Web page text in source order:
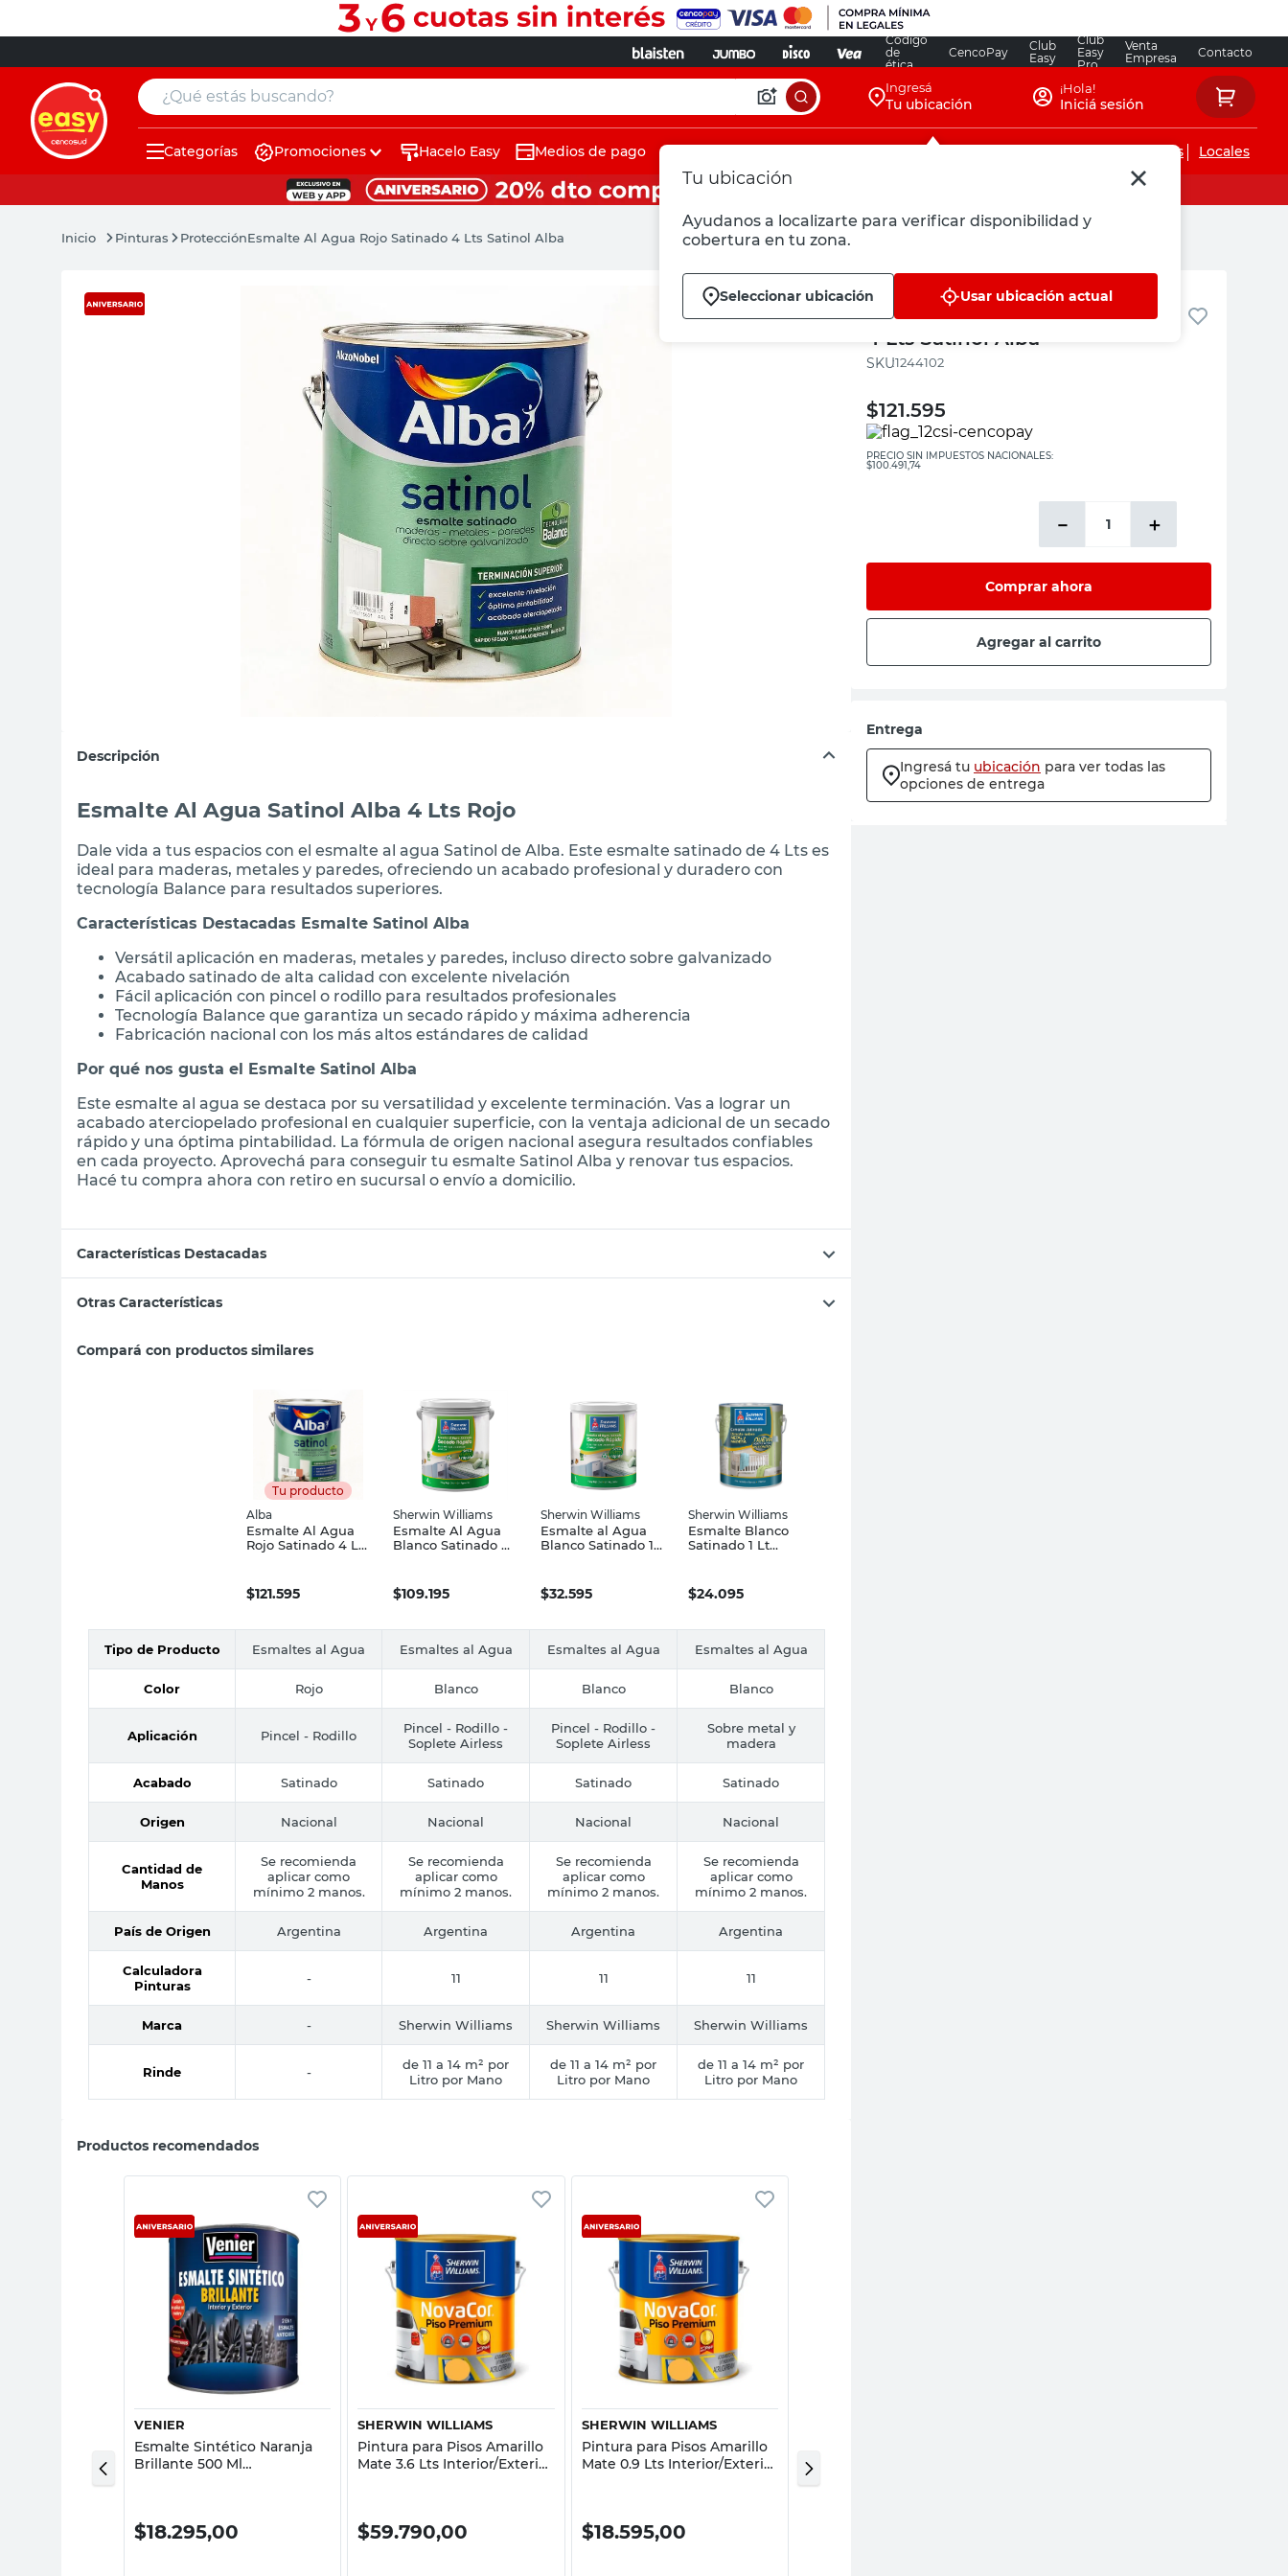
Código
de
ética
CencoPay
Club
Easy
Club
Easy
Pro
Venta
Empresa
Contacto
¿Qué estás buscando? Ingresá
Tu ubicación
Tu ubicación
Ayudanos a localizarte para verificar disponibilidad y
cobertura en tu zona.
Seleccionar ubicación Usar ubicación actual
¡Hola!
Iniciá sesión
Categorías Promociones Hacelo Easy Medios de pago Servicios de instalaciones Locales
Pinturas ProtecciónEsmalte Al Agua Rojo Satinado 4 Lts Satinol Alba
Descripción
Esmalte Al Agua Satinol Alba 4 Lts Rojo
Dale vida a tus espacios con el esmalte al agua Satinol de Alba. Este esmalte satinado de 4 Lts es
ideal para maderas, metales y paredes, ofreciendo un acabado profesional y duradero con
tecnología Balance para resultados superiores.
Características Destacadas Esmalte Satinol Alba
Versátil aplicación en maderas, metales y paredes, incluso directo sobre galvanizado
Acabado satinado de alta calidad con excelente nivelación
Fácil aplicación con pincel o rodillo para resultados profesionales
Tecnología Balance que garantiza un secado rápido y máxima adherencia
Fabricación nacional con los más altos estándares de calidad
Por qué nos gusta el Esmalte Satinol Alba
Este esmalte al agua se destaca por su versatilidad y excelente terminación. Vas a lograr un
acabado aterciopelado profesional en cualquier superficie, con la ventaja adicional de un secado
rápido y una óptima pintabilidad. La fórmula de origen nacional asegura resultados confiables
en cada proyecto. Aprovechá para conseguir tu esmalte Satinol Alba y renovar tus espacios.
Hacé tu compra ahora con retiro en sucursal o envío a domicilio.
Características Destacadas
Otras Características
Compará con productos similares
Tu producto
Alba
Esmalte Al Agua
Rojo Satinado 4 Lts
$121.595
Sherwin Williams
Esmalte Al Agua
Blanco Satinado 4
$109.195
Sherwin Williams
Esmalte al Agua
Blanco Satinado 1
$32.595
Sherwin Williams
Esmalte Blanco
Satinado 1 Lt
Sherwin Williams
$24.095
Tipo de Producto Esmaltes al Agua Esmaltes al Agua Esmaltes al Agua Esmaltes al Agua
Color Rojo Blanco Blanco Blanco
Aplicación Pincel - Rodillo
Pincel - Rodillo -
Soplete Airless
Pincel - Rodillo -
Soplete Airless
Sobre metal y
madera
Acabado Satinado Satinado Satinado Satinado
Origen Nacional Nacional Nacional Nacional
Cantidad de
Manos
Se recomienda
aplicar como
mínimo 2 manos.
Se recomienda
aplicar como
mínimo 2 manos.
Se recomienda
aplicar como
mínimo 2 manos.
Se recomienda
aplicar como
mínimo 2 manos.
País de Origen Argentina Argentina Argentina Argentina
Calculadora
Pinturas
- 11 11 11
Marca - Sherwin Williams Sherwin Williams Sherwin Williams
Rinde -
de 11 a 14 m² por
Litro por Mano
de 11 a 14 m² por
Litro por Mano
de 11 a 14 m² por
Litro por Mano
Productos recomendados
Vista rápida
VENIER
Esmalte Sintético Naranja
Brillante 500 Ml
$18.295,00
Vista rápida
SHERWIN WILLIAMS
Pintura para Pisos Amarillo
Mate 3.6 Lts Interior/Exterior
$59.790,00
Vista rápida
SHERWIN WILLIAMS
Pintura para Pisos Amarillo
Mate 0.9 Lts Interior/Exterior
$18.595,00
Brillante 1 Lt Max 3 En 1
Sinteplast
Alba
Esmalte Al Agua Rojo Satinado
4 Lts Satinol Alba
:1244102
$121.595
PRECIO SIN IMPUESTOS NACIONALES:
$100.491,74
＋
－
Comprar ahora
Agregar al carrito
Entrega
Ingresá tu ubicación para ver todas las
opciones de entrega
muebles